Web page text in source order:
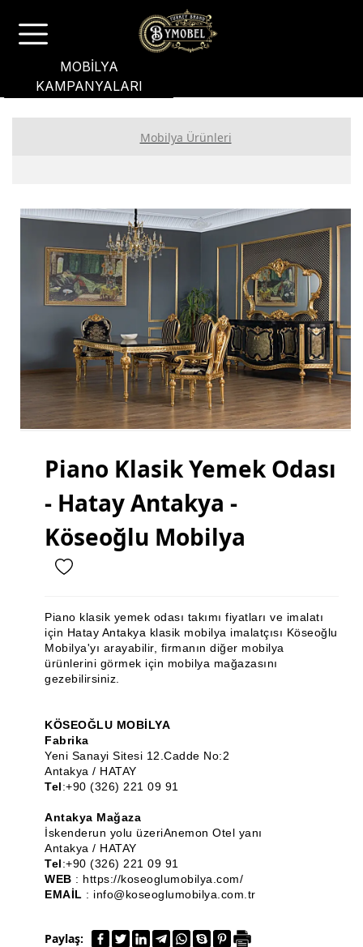
Mobilya Ürünleri
Yemek Odası
Koltuk Takımı
Bahçe Mobilyası
Oturma Grubu
Genç Odası
Mutfak Dolabı
Mutfak Banyo Tezgahı
Gardırop
Ray Dolap
Sandalye
Masa
Masa Sandalye
Zigon Sehpa
Orta Sehpa
Köşe Takımı
Vestiyer
Bench ve Puf
Ahşap Torna Ürünleri
Klasik Mobilya
Komodin
Ahşap Konsol
Dilsiz Uşak
Piano Klasik Yemek Odası
- Hatay Antakya -
Köseoğlu Mobilya
Piano klasik yemek odası takımı fiyatları ve imalatı
için Hatay Antakya klasik mobilya imalatçısı Köseoğlu
Mobilya'yı arayabilir, firmanın diğer mobilya
ürünlerini görmek için mobilya mağazasını
gezebilirsiniz.
KÖSEOĞLU MOBİLYA
Fabrika
Yeni Sanayi Sitesi 12.Cadde No:2
Antakya / HATAY
Tel:+90 (326) 221 09 91
Antakya Mağaza
İskenderun yolu üzeriAnemon Otel yanı
Antakya / HATAY
Tel:+90 (326) 221 09 91
WEB : https://koseoglumobilya.com/
EMAİL : info@koseoglumobilya.com.tr
Paylaş:
MOBİLYA
KAMPANYALARI